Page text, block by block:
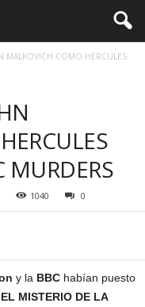
MALKOVICH COMO HERCULES
MURDERS
1040 0
y la BBC habían puesto
EL MISTERIO DE LA